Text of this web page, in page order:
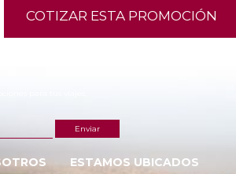
COTIZAR ESTA PROMOCIÓN
ESTAMOS UBICADOS